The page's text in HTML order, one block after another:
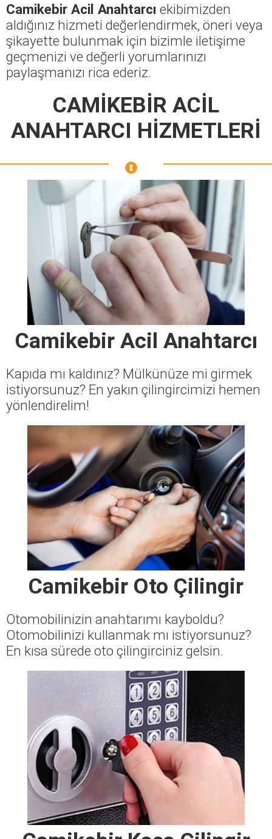
Camikebir Acil Anahtarcı ekibimizden
aldığınız hizmeti değerlendirmek, öneri veya
şikayette bulunmak için bizimle iletişime
geçmenizi ve değerli yorumlarınızı
paylaşmanızı rica ederiz.
CAMİKEBİR ACİL
ANAHTARCI HİZMETLERİ
Camikebir Acil Anahtarcı
Kapıda mı kaldınız? Mülkünüze mi girmek
istiyorsunuz? En yakın çilingircimizi hemen
yönlendirelim!
Camikebir Oto Çilingir
Otomobilinizin anahtarımı kayboldu?
Otomobilinizi kullanmak mı istiyorsunuz?
En kısa sürede oto çilingirciniz gelsin.